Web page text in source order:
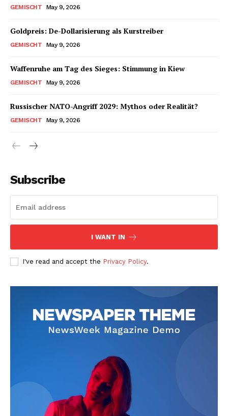
GEMISCHT May 9, 2026
Goldpreis: De-Dollarisierung als Kurstreiber
GEMISCHT May 9, 2026
Waffenruhe am Tag des Sieges: Stimmung in Kiew
GEMISCHT May 9, 2026
Russischer NATO-Angriff 2029: Mythos oder Realität?
GEMISCHT May 9, 2026
Subscribe
I WANT IN
I've read and accept the Privacy Policy.